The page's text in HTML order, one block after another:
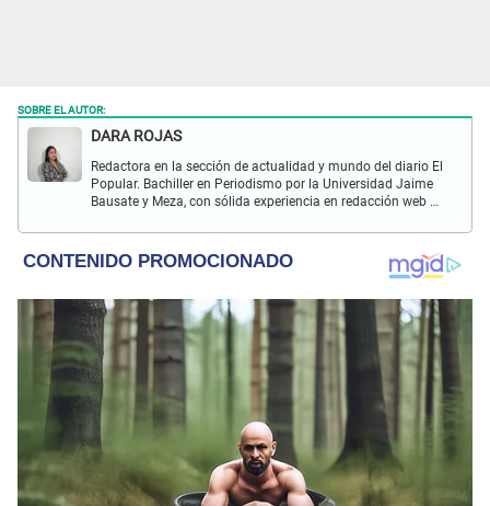
SOBRE EL AUTOR:
DARA ROJAS
Redactora en la sección de actualidad y mundo del diario El
Popular. Bachiller en Periodismo por la Universidad Jaime
Bausate y Meza, con sólida experiencia en redacción web y
las redes sociales y la locución, especializada en la
cobertura de noticias del espectáculo, actualidad nacional
e internacional.